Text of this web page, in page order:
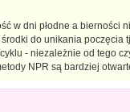
w dni płodne a bierności
do unikania poczęcia
- niezależnie od tego
NPR są bardziej